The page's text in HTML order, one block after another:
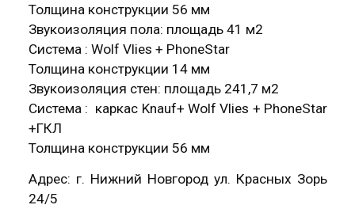
Толщина конструкции 56 мм
Звукоизоляция пола: площадь 41 м2
Система : Wolf Vlies + PhoneStar
Толщина конструкции 14 мм
Звукоизоляция стен: площадь 241,7 м2
Система : каркас Knauf+ Wolf Vlies + PhoneStar
+ГКЛ
Толщина конструкции 56 мм
Адрес: г. Нижний Новгород ул. Красных Зорь
24/5